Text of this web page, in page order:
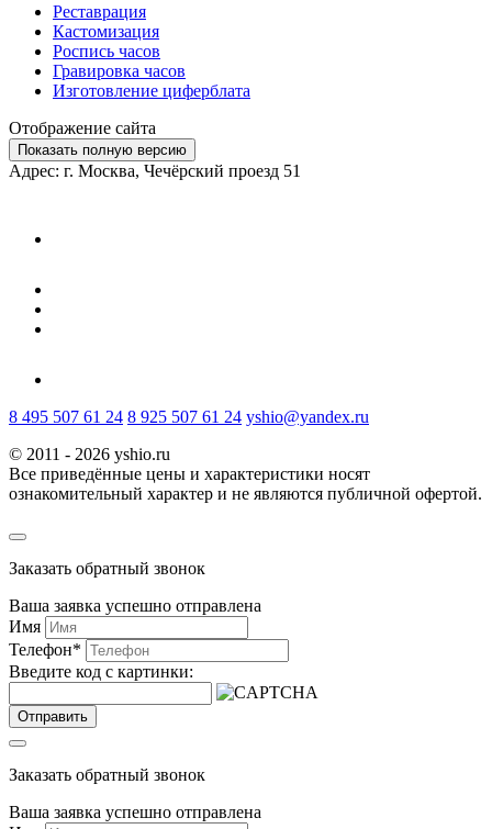
Реставрация
Кастомизация
Роспись часов
Гравировка часов
Изготовление циферблата
Отображение сайта
Показать полную версию
Адрес: г. Москва, Чечёрский проезд 51
8 495 507 61 24 8 925 507 61 24 yshio@yandex.ru
© 2011 - 2026 yshio.ru
Все приведённые цены и характеристики носят
ознакомительный характер и не являются публичной офертой.
Заказать обратный звонок
Ваша заявка успешно отправлена
Имя
Телефон*
Введите код с картинки:
Отправить
Заказать обратный звонок
Ваша заявка успешно отправлена